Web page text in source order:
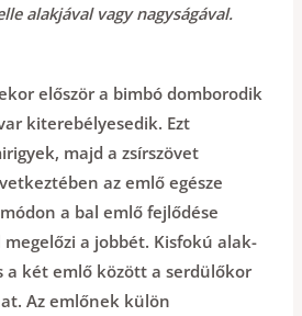
alakjával vagy nagyságával.
először a bimbó domborodik
kiterebélyesedik. Ezt
majd a zsírszövet
az emlő egésze
a bal emlő fejlődése
a jobbét. Kisfokú alak-
a két emlő között a serdülőkor
Az emlőnek külön